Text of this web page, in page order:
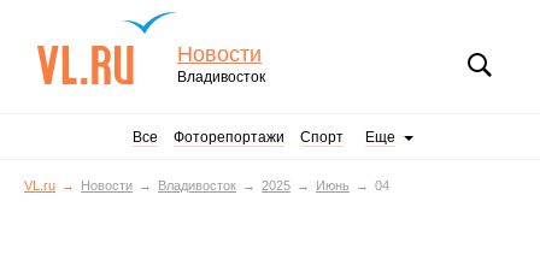
Новости
Владивосток
Все Фоторепортажи Спорт Еще
VL.ru Новости Владивосток 2025 Июнь 04